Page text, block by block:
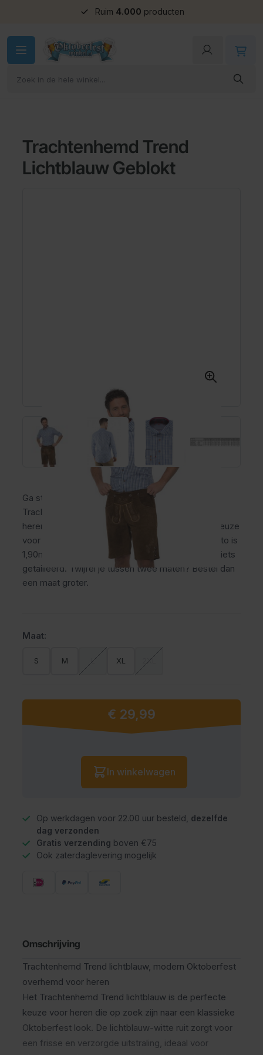
Ruim 4.000 producten
Groepskorting
Trachtenhemd Trend
Lichtblauw Geblokt
Ga stijlvol naar het Oktoberfest met het
Trachtenhemd Trend lichtblauw! Dit moderne
herenoverhemd met Beierse ruit is de perfecte keuze
voor jouw Oktoberfest outfit. Het model op de foto is
1,90m en draagt maat L. Let op: deze blouse valt iets
getailleerd. Twijfel je tussen twee maten? Bestel dan
een maat groter.
Maat:
S M L XL 2XL
Vanaf:
€ 29,99
Aantal
In winkelwagen
Op werkdagen voor 22.00 uur besteld, dezelfde
dag verzonden
Gratis verzending boven €75
Ook zaterdaglevering mogelijk
Omschrijving
Trachtenhemd Trend lichtblauw, modern Oktoberfest
overhemd voor heren
Het Trachtenhemd Trend lichtblauw is de perfecte
keuze voor heren die op zoek zijn naar een klassieke
Oktoberfest look. De lichtblauw-witte ruit zorgt voor
een frisse en verzorgde uitstraling, ideaal voor